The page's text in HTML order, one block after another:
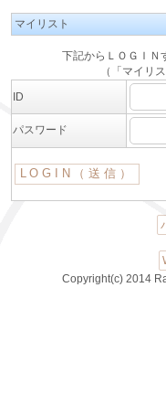
マイリスト
下記からＬＯＧＩＮ
（「マイリ
ID
パスワード
Copyright(c) 2014